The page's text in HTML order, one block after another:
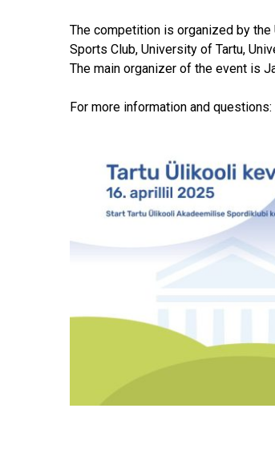
The competition is organized by
Sports Club, University of Tartu,
The main organizer of the event is
For more information and